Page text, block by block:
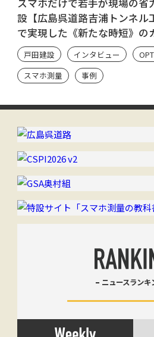
スマホだけで若手が現場の省
設【広島呉道路吉浦トンネル
で実現した《新たな時短》の
Scan ユーザーのシン・流儀】
戸田建設 インタビュー
スマホ測量
事例
ニュースランキ